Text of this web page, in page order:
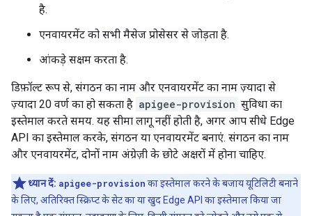
है.
एनवायरमेंट को सभी मैसेज प्रोसेसर से जोड़ता है.
आंकड़े सक्षम करता है.
डिफ़ॉल्ट रूप से, संगठन का नाम और एनवायरमेंट का नाम ज़्यादा से
ज़्यादा 20 वर्ण का हो सकता है apigee-provision सुविधा का
इस्तेमाल करते समय. यह सीमा लागू नहीं होती है, अगर आप सीधे Edge
API का इस्तेमाल करके, संगठन या एनवायरमेंट बनाएं. संगठन का नाम
और एनवायरमेंट, दोनों नाम अंग्रेज़ी के छोटे अक्षरों में होना चाहिए.
ध्यान दें: apigee-provision का इस्तेमाल करने के बजाय यूटिलिटी बनाने
के लिए, अतिरिक्त स्क्रिप्ट के सेट का या खुद Edge API का इस्तेमाल किया जा